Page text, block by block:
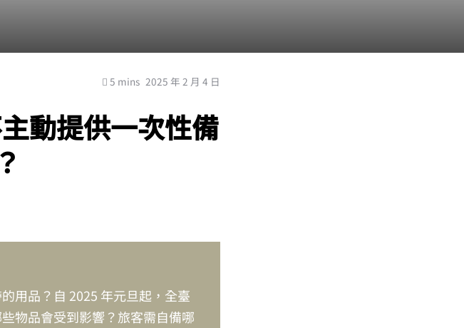
5 mins 2025 年 2 月 4 日
動提供一次性備
用品？自 2025 年元旦起，全臺
物品會受到影響？旅客需自備哪